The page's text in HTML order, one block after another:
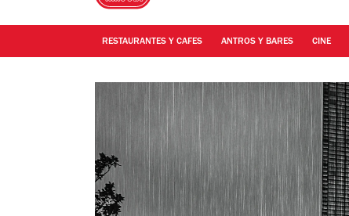
RESTAURANTES Y CAFES ANTROS Y BARES CINE